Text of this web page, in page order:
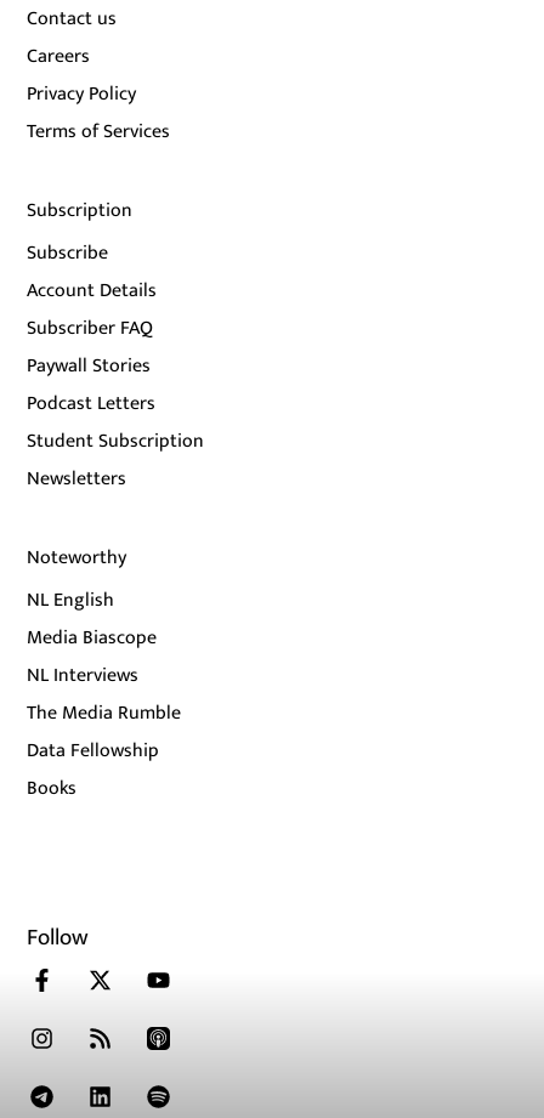
Contact us
Careers
Privacy Policy
Terms of Services
Subscription
Subscribe
Account Details
Subscriber FAQ
Paywall Stories
Podcast Letters
Student Subscription
Newsletters
Noteworthy
NL English
Media Biascope
NL Interviews
The Media Rumble
Data Fellowship
Books
Follow